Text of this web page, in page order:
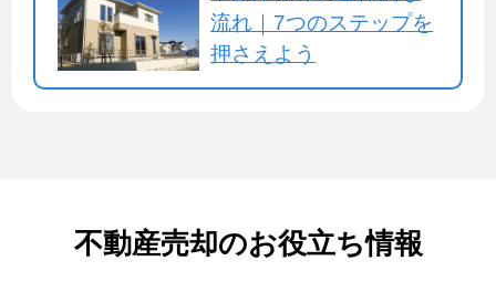
流れ｜7つのステップを
押さえよう
不動産売却のお役立ち情報